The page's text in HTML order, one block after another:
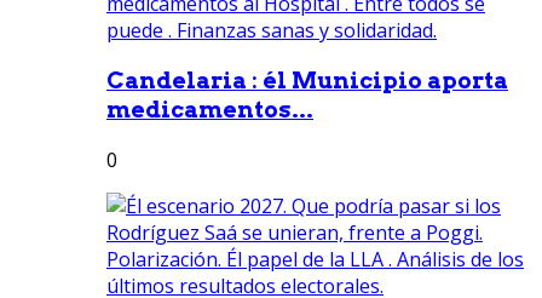
Candelaria : él Municipio aporta
medicamentos...
0